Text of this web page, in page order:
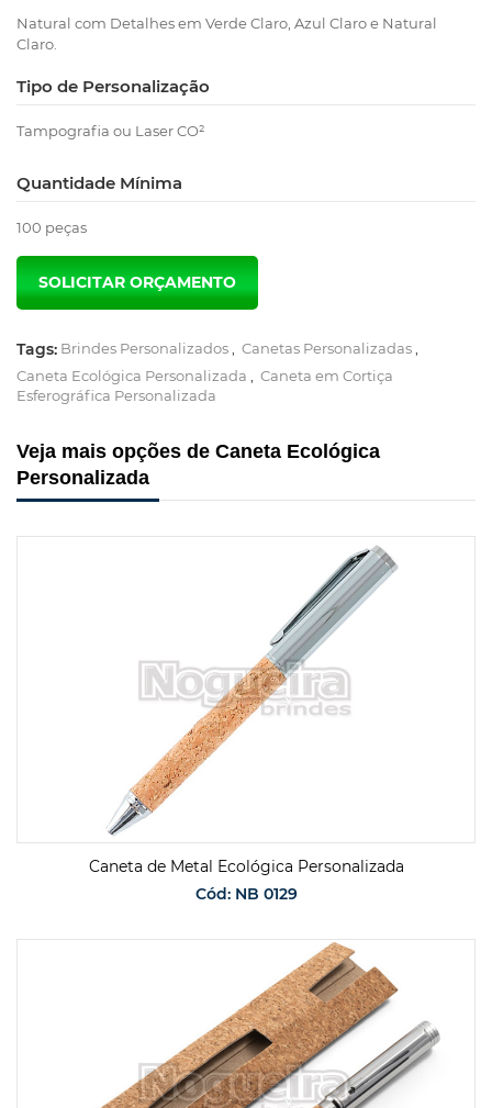
Natural com Detalhes em Verde Claro, Azul Claro e Natural
Claro.
Tipo de Personalização
Tampografia ou Laser CO²
Quantidade Mínima
100 peças
Tags: Brindes Personalizados Canetas Personalizadas
Caneta Ecológica Personalizada
Caneta em Cortiça
Esferográfica Personalizada
Veja mais opções de Caneta Ecológica
Personalizada
Caneta de Metal Ecológica Personalizada
Cód: NB 0129
SOLICITAR ORÇAMENTO